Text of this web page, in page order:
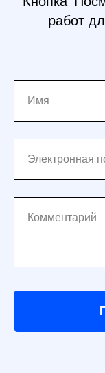
работ
Имя
Электронная
Комментарий